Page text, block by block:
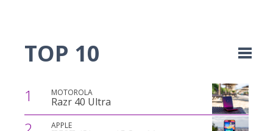
TOP 10
1 MOTOROLA
Razr 40 Ultra
APPLE